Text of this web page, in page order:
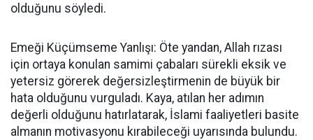
olduğunu söyledi.
Emeği Küçümseme Yanlışı: Öte yandan, Allah rızası
için ortaya konulan samimi çabaları sürekli eksik ve
yetersiz görerek değersizleştirmenin de büyük bir
hata olduğunu vurguladı. Kaya, atılan her adımın
değerli olduğunu hatırlatarak, İslami faaliyetleri basite
almanın motivasyonu kırabileceği uyarısında bulundu.